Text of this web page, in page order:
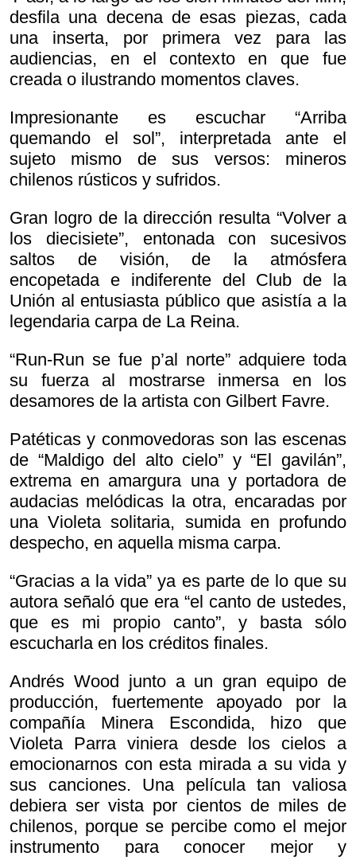
desfila una decena de esas piezas, cada
una inserta, por primera vez para las
audiencias, en el contexto en que fue
creada o ilustrando momentos claves.
Impresionante es escuchar “Arriba
quemando el sol”, interpretada ante el
sujeto mismo de sus versos: mineros
chilenos rústicos y sufridos.
Gran logro de la dirección resulta “Volver a
los diecisiete”, entonada con sucesivos
saltos de visión, de la atmósfera
encopetada e indiferente del Club de la
Unión al entusiasta público que asistía a la
legendaria carpa de La Reina.
“Run-Run se fue p’al norte” adquiere toda
su fuerza al mostrarse inmersa en los
desamores de la artista con Gilbert Favre.
Patéticas y conmovedoras son las escenas
de “Maldigo del alto cielo” y “El gavilán”,
extrema en amargura una y portadora de
audacias melódicas la otra, encaradas por
una Violeta solitaria, sumida en profundo
despecho, en aquella misma carpa.
“Gracias a la vida” ya es parte de lo que su
autora señaló que era “el canto de ustedes,
que es mi propio canto”, y basta sólo
escucharla en los créditos finales.
Andrés Wood junto a un gran equipo de
producción, fuertemente apoyado por la
compañía Minera Escondida, hizo que
Violeta Parra viniera desde los cielos a
emocionarnos con esta mirada a su vida y
sus canciones. Una película tan valiosa
debiera ser vista por cientos de miles de
chilenos, porque se percibe como el mejor
instrumento para conocer mejor y